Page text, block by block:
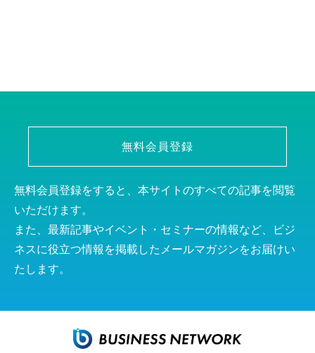
無料会員登録
無料会員登録をすると、本サイトのすべての記事を閲覧
いただけます。
また、最新記事やイベント・セミナーの情報など、ビジ
ネスに役立つ情報を掲載したメールマガジンをお届けい
たします。